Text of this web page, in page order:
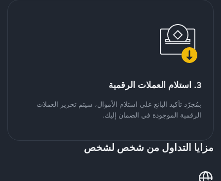
3. استلام العملات الرقمية
بمُجرّد تأكيد البائع على استلام الأموال، سيتم تحرير العملات
الرقمية الموجودة في الضمان إليك.
مزايا التداول من شخص لشخص